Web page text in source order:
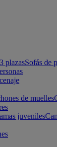
plazasSofás de
de muelles
juveniles